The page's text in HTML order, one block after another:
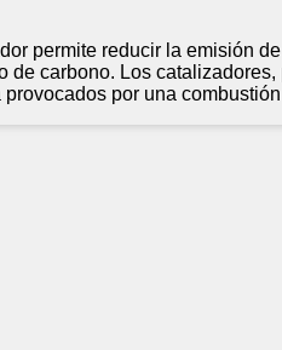
permite reducir la emisión
de carbono. Los
provocados por una